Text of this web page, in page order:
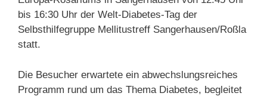
bis 16:30 Uhr der Welt-Diabetes-Tag der
Selbsthilfegruppe Mellitustreff Sangerhausen/Roßla
statt.
Die Besucher erwartete ein abwechslungsreiches
Programm rund um das Thema Diabetes, begleitet